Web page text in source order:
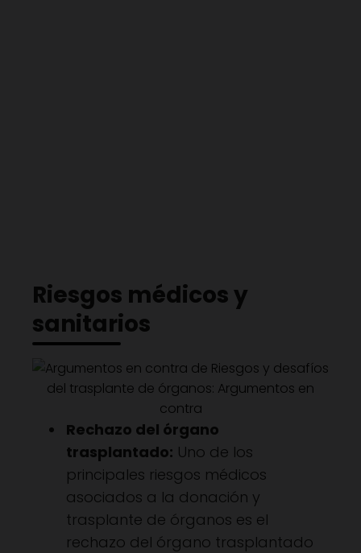
Riesgos médicos y
sanitarios
Rechazo del órgano
trasplantado: Uno de los
principales riesgos médicos
asociados a la donación y
trasplante de órganos es el
rechazo del órgano trasplantado